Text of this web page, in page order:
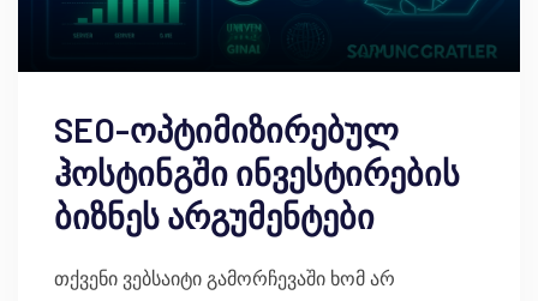
SEO-ოპტიმიზირებულ
ჰოსტინგში ინვესტირების
ბიზნეს არგუმენტები
თქვენი ვებსაიტი გამორჩევაში ხომ არ